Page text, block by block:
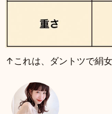
↑これは、ダントツで絹